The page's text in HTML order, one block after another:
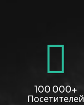
100 000+
Посетителей